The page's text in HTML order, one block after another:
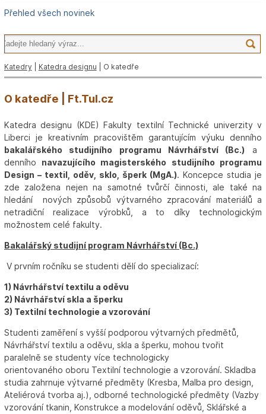
Přehled všech novinek
Katedry Katedra designu | O katedře
O katedře | Ft.Tul.cz
Katedra designu (KDE) Fakulty textilní Technické univerzity v
Liberci je kreativním pracovištěm garantujícím výuku denního
bakalářského studijního programu Návrhářství (Bc.) a
denního navazujícího magisterského studijního programu
Design – textil, oděv, sklo, šperk (MgA.). Koncepce studia je
zde založena nejen na samotné tvůrčí činnosti, ale také na
hledání nových způsobů výtvarného zpracování materiálů a
netradiční realizace výrobků, a to díky technologickým
možnostem celé fakulty.
Bakalářský studijní program Návrhářství (Bc.)
V prvním ročníku se studenti dělí do specializací:
1) Návrhářství textilu a oděvu
2) Návrhářství skla a šperku
3) Textilní technologie a vzorování
Studenti zaměření s vyšší podporou výtvarných předmětů,
Návrhářství textilu a oděvu, skla a šperku, mohou tvořit
paralelně se studenty více technologicky
orientovaného oboru Textilní technologie a vzorování. Skladba
studia zahrnuje výtvarné předměty (Kresba, Malba pro design,
Ateliérová tvorba aj.), odborné technologické předměty (Vazby
vzorování tkanin, Konstrukce a modelování oděvů, Sklářské a